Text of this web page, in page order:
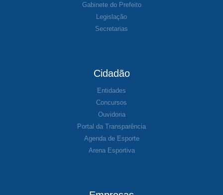
Gabinete do Prefeito
Legislação
Secretarias
Cidadão
Entidades
Concursos
Ouvidoria
Portal da Transparência
Agenda de Esporte
Arena Esportiva